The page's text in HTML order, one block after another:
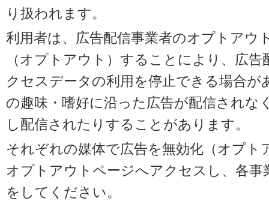
り扱われます。
利用者は、広告配信事業者のオプトアウ
（オプトアウト）することにより、広
クセスデータの利用を停止できる場合が
の趣味・嗜好に沿った広告が配信されな
し配信されたりすることがあります。
それぞれの媒体で広告を無効化（オプト
オプトアウトページへアクセスし、各
をしてください。